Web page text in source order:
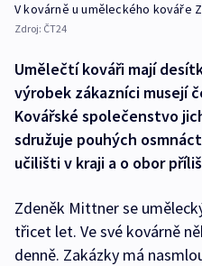
V kovárně u uměleckého kováře
Zdroj: ČT24
Umělečtí kováři mají
výrobek zákazníci musejí
Kovářské společenstvo
sdružuje pouhých
učilišti v kraji a o obor
Zdeněk Mittner se
třicet let. Ve své kovárně
denně. Zakázky má